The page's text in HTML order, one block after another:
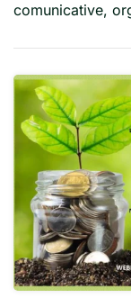
comunicative,